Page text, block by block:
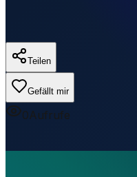
Teilen
Gefällt mir
0Aufrufe